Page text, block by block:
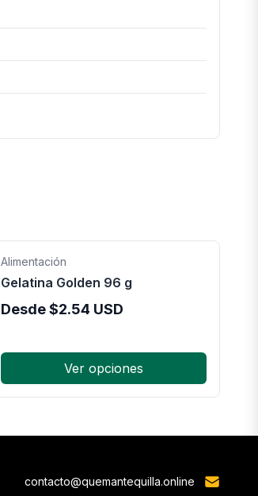
Alimentación
Gelatina Golden 96 g
Desde$2.54 USD
Ver opciones
contacto@quemantequilla.online